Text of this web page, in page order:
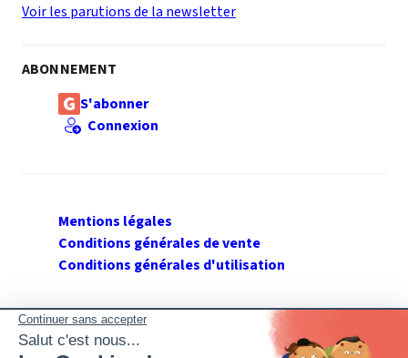
Voir les parutions de la newsletter
ABONNEMENT
S'abonner
Connexion
Mentions légales
Conditions générales de vente
Conditions générales d'utilisation